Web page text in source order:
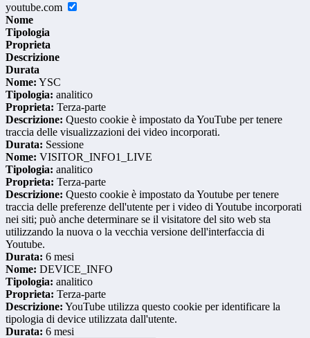
youtube.com
Nome
Tipologia
Proprieta
Descrizione
Durata
Nome: YSC
Tipologia: analitico
Proprieta: Terza-parte
Descrizione: Questo cookie è impostato da YouTube per tenere
traccia delle visualizzazioni dei video incorporati.
Durata: Sessione
Nome: VISITOR_INFO1_LIVE
Tipologia: analitico
Proprieta: Terza-parte
Descrizione: Questo cookie è impostato da Youtube per tenere
traccia delle preferenze dell'utente per i video di Youtube incorporati
nei siti; può anche determinare se il visitatore del sito web sta
utilizzando la nuova o la vecchia versione dell'interfaccia di
Youtube.
Durata: 6 mesi
Nome: DEVICE_INFO
Tipologia: analitico
Proprieta: Terza-parte
Descrizione: YouTube utilizza questo cookie per identificare la
tipologia di device utilizzata dall'utente.
Durata: 6 mesi